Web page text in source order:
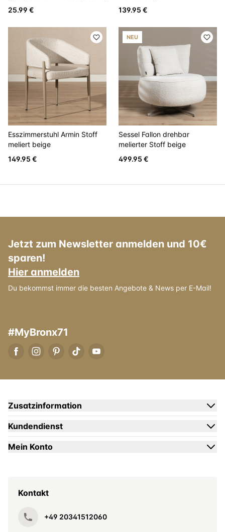
25.99 €
139.95 €
Esszimmerstuhl Armin Stoff
meliert beige
149.95 €
NEU
Sessel Fallon drehbar
melierter Stoff beige
499.95 €
Jetzt zum Newsletter anmelden und 10€
sparen!
Hier anmelden
Du bekommst immer die besten Angebote & News per E-Mail!
#MyBronx71
Zusatzinformation
Kundendienst
Mein Konto
Kontakt
+49 20341512060